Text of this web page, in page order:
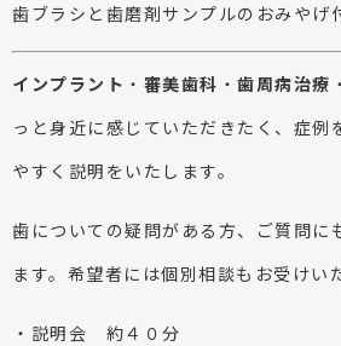
歯ブラシと歯磨剤サンプルのおみやげ
インプラント ・ 審美歯科 ・ 歯周病治療 ・
っと身近に感じていただきたく、症例
やすく説明をいたします。
歯についての疑問がある方、ご質問に
ます。希望者には個別相談もお受けい
・説明会 約４０分